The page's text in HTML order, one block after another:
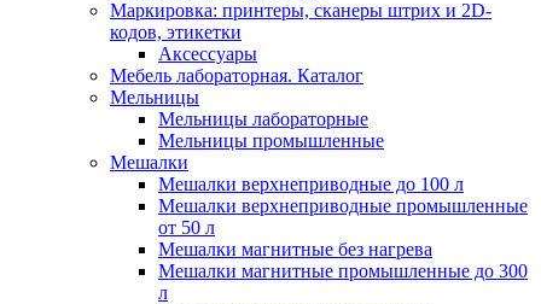
Маркировка: принтеры, сканеры штрих и 2D-
кодов, этикетки
Аксессуары
Мебель лабораторная. Каталог
Мельницы
Мельницы лабораторные
Мельницы промышленные
Мешалки
Мешалки верхнеприводные до 100 л
Мешалки верхнеприводные промышленные
от 50 л
Мешалки магнитные без нагрева
Мешалки магнитные промышленные до 300
л